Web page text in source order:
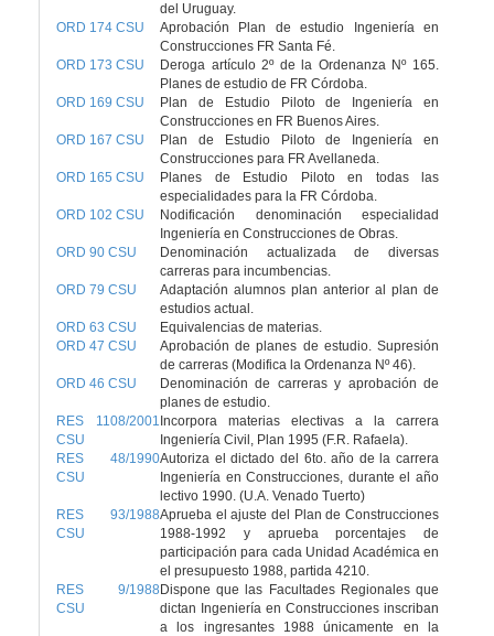
del Uruguay.
ORD 174 CSU
Aprobación Plan de estudio Ingeniería en
Construcciones FR Santa Fé.
ORD 173 CSU
Deroga artículo 2º de la Ordenanza Nº 165.
Planes de estudio de FR Córdoba.
ORD 169 CSU
Plan de Estudio Piloto de Ingeniería en
Construcciones en FR Buenos Aires.
ORD 167 CSU
Plan de Estudio Piloto de Ingeniería en
Construcciones para FR Avellaneda.
ORD 165 CSU
Planes de Estudio Piloto en todas las
especialidades para la FR Córdoba.
ORD 102 CSU
Nodificación denominación especialidad
Ingeniería en Construcciones de Obras.
ORD 90 CSU
Denominación actualizada de diversas
carreras para incumbencias.
ORD 79 CSU
Adaptación alumnos plan anterior al plan de
estudios actual.
ORD 63 CSU
Equivalencias de materias.
ORD 47 CSU
Aprobación de planes de estudio. Supresión
de carreras (Modifica la Ordenanza Nº 46).
ORD 46 CSU
Denominación de carreras y aprobación de
planes de estudio.
RES 1108/2001
CSU
Incorpora materias electivas a la carrera
Ingeniería Civil, Plan 1995 (F.R. Rafaela).
RES 48/1990
CSU
Autoriza el dictado del 6to. año de la carrera
Ingeniería en Construcciones, durante el año
lectivo 1990. (U.A. Venado Tuerto)
RES 93/1988
CSU
Aprueba el ajuste del Plan de Construcciones
1988-1992 y aprueba porcentajes de
participación para cada Unidad Académica en
el presupuesto 1988, partida 4210.
RES 9/1988
CSU
Dispone que las Facultades Regionales que
dictan Ingeniería en Construcciones inscriban
a los ingresantes 1988 únicamente en la